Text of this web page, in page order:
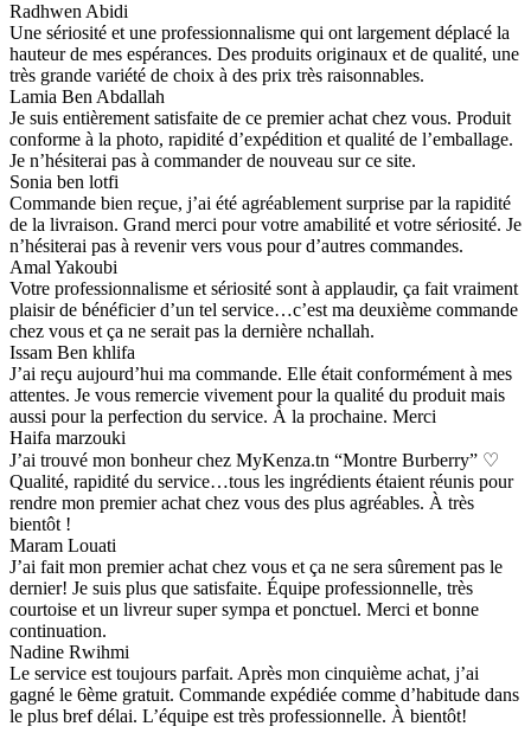
Radhwen Abidi
Une sériosité et une professionnalisme qui ont largement déplacé la
hauteur de mes espérances. Des produits originaux et de qualité, une
très grande variété de choix à des prix très raisonnables.
Lamia Ben Abdallah
Je suis entièrement satisfaite de ce premier achat chez vous. Produit
conforme à la photo, rapidité d’expédition et qualité de l’emballage.
Je n’hésiterai pas à commander de nouveau sur ce site.
Sonia ben lotfi
Commande bien reçue, j’ai été agréablement surprise par la rapidité
de la livraison. Grand merci pour votre amabilité et votre sériosité. Je
n’hésiterai pas à revenir vers vous pour d’autres commandes.
Amal Yakoubi
Votre professionnalisme et sériosité sont à applaudir, ça fait vraiment
plaisir de bénéficier d’un tel service…c’est ma deuxième commande
chez vous et ça ne serait pas la dernière nchallah.
Issam Ben khlifa
J’ai reçu aujourd’hui ma commande. Elle était conformément à mes
attentes. Je vous remercie vivement pour la qualité du produit mais
aussi pour la perfection du service. À la prochaine. Merci
Haifa marzouki
J’ai trouvé mon bonheur chez MyKenza.tn “Montre Burberry” ♡
Qualité, rapidité du service…tous les ingrédients étaient réunis pour
rendre mon premier achat chez vous des plus agréables. À très
bientôt !
Maram Louati
J’ai fait mon premier achat chez vous et ça ne sera sûrement pas le
dernier! Je suis plus que satisfaite. Équipe professionnelle, très
courtoise et un livreur super sympa et ponctuel. Merci et bonne
continuation.
Nadine Rwihmi
Le service est toujours parfait. Après mon cinquième achat, j’ai
gagné le 6ème gratuit. Commande expédiée comme d’habitude dans
le plus bref délai. L’équipe est très professionnelle. À bientôt!